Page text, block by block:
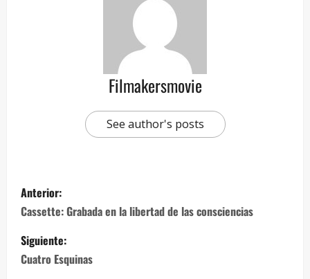
Filmakersmovie
See author's posts
Anterior:
Cassette: Grabada en la libertad de las consciencias
Siguiente:
Cuatro Esquinas